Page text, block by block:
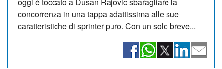
concorrenza in una tappa adattissima alle sue
caratteristiche di sprinter puro. Con un solo breve...